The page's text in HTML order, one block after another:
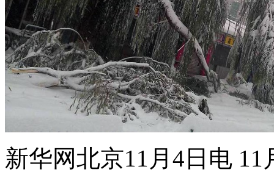
新华网北京11月4日电